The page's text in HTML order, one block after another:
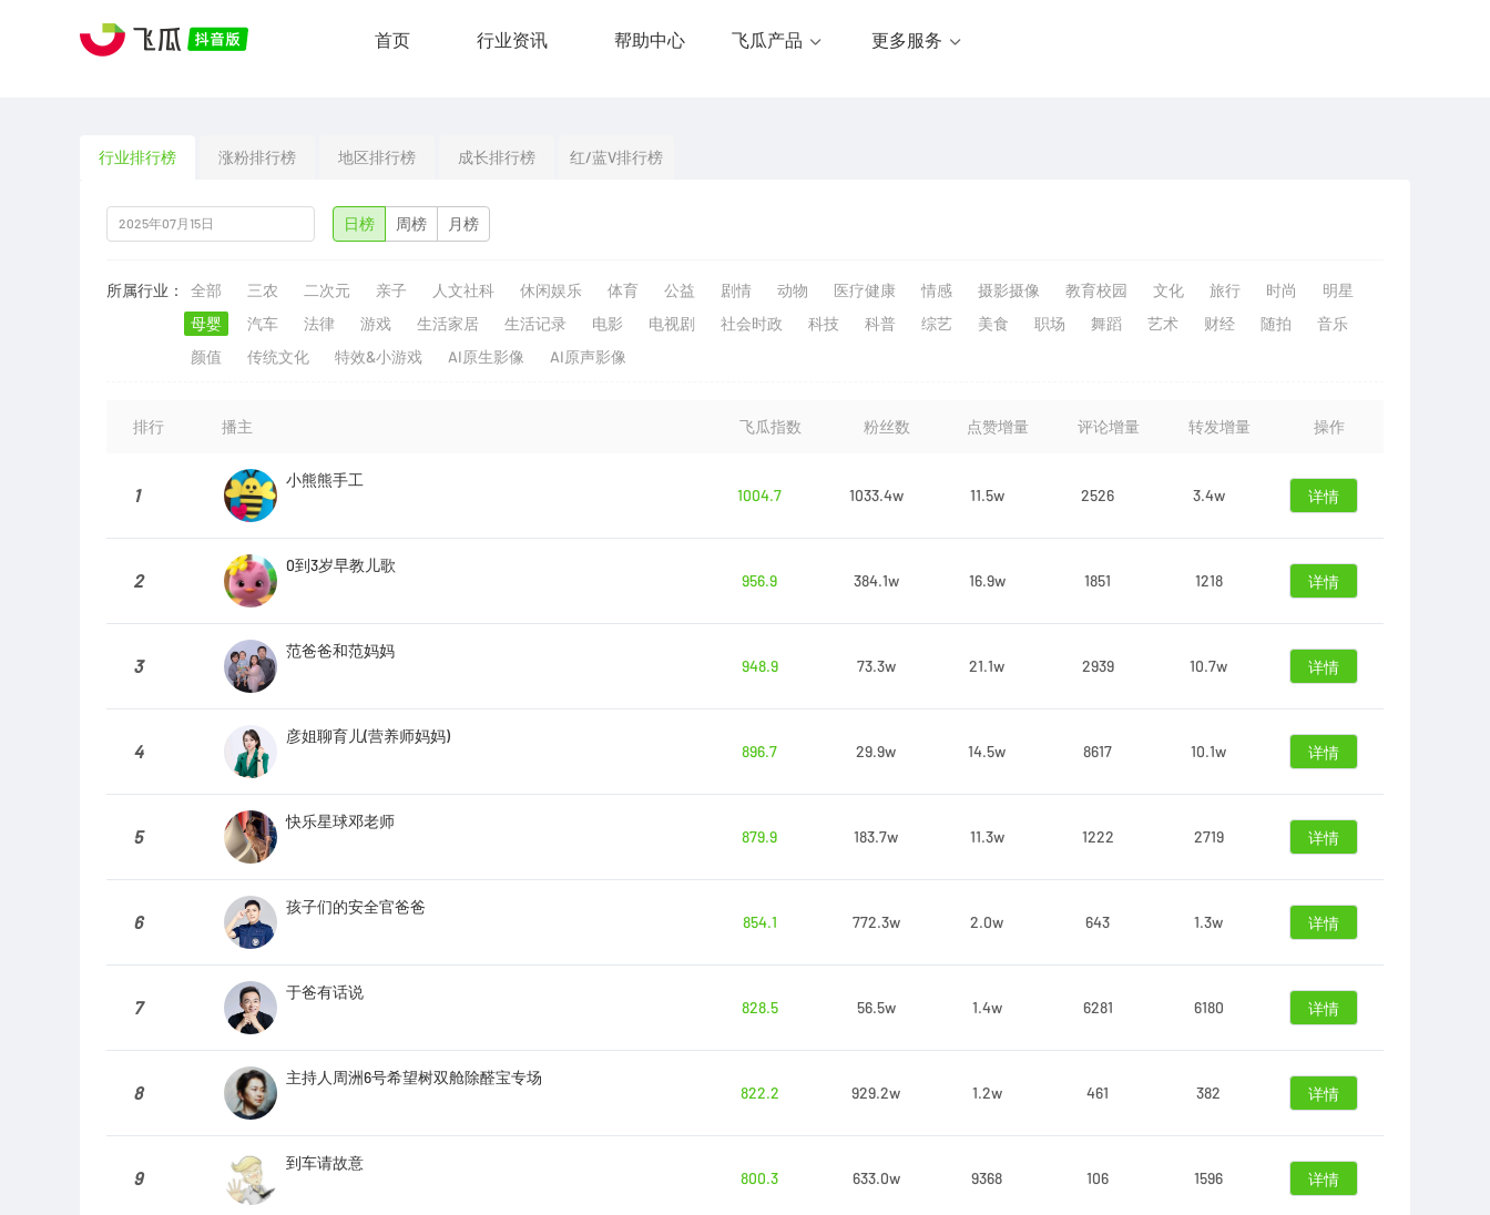
首页 行业资讯 帮助中心 飞瓜产品 更多服务
行业排行榜 涨粉排行榜 地区排行榜 成长排行榜 红/蓝V排行榜
日榜 周榜 月榜
所属行业： 全部 三农 二次元 亲子 人文社科 休闲娱乐 体育 公益 剧情 动物 医疗健康 情感 摄影摄像 教育校园 文化 旅行 时尚
明星
母婴
汽车 法律 游戏 生活家居 生活记录 电影 电视剧 社会时政 科技 科普 综艺 美食 职场 舞蹈 艺术 财经 随拍
音乐
颜值
传统文化 特效&小游戏 AI原生影像 AI原声影像
排行 播主 飞瓜指数 粉丝数 点赞增量 评论增量 转发增量 操作
1
小熊熊手工
1004.7
1033.4w 11.5w 2526 3.4w 详情
2
0到3岁早教儿歌
956.9
384.1w 16.9w 1851 1218 详情
3
范爸爸和范妈妈
948.9
73.3w 21.1w 2939 10.7w 详情
4
彦姐聊育儿(营养师妈妈)
896.7
29.9w 14.5w 8617 10.1w 详情
5
快乐星球邓老师
879.9
183.7w 11.3w 1222 2719 详情
6
孩子们的安全官爸爸
854.1
772.3w 2.0w 643 1.3w 详情
7
于爸有话说
828.5
56.5w 1.4w 6281 6180 详情
8
主持人周洲6号希望树双舱除醛宝专场
822.2
929.2w 1.2w 461 382 详情
9
到车请故意
800.3
633.0w 9368 106 1596 详情